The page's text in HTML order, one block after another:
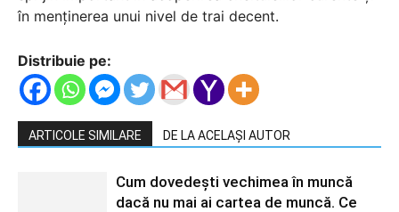
în menținerea unui nivel de trai decent.
Distribuie pe:
ARTICOLE SIMILARE DE LA ACELAȘI AUTOR
Cum dovedești vechimea în muncă
dacă nu mai ai cartea de muncă. Ce